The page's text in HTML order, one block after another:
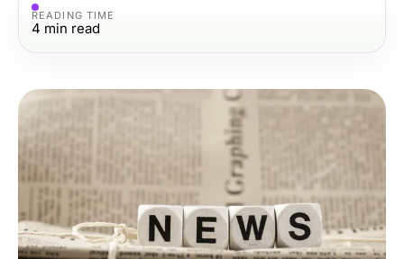
READING TIME
4 min read